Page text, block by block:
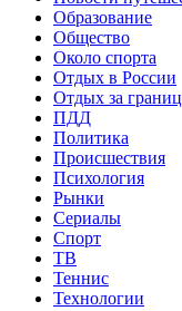
Образование
Общество
Около спорта
Отдых в России
Отдых за
ПДД
Политика
Происшествия
Психология
Рынки
Сериалы
Спорт
ТВ
Теннис
Технологии